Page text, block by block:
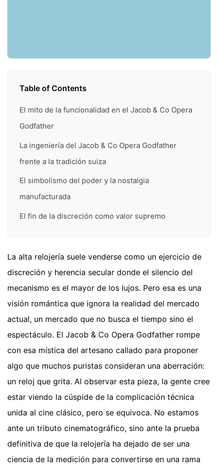
Table of Contents
El mito de la funcionalidad en el Jacob & Co Opera
Godfather
La ingeniería del Jacob & Co Opera Godfather
frente a la tradición suiza
El simbolismo del poder y la nostalgia
manufacturada
El fin de la discreción como valor supremo
La alta relojería suele venderse como un ejercicio de
discreción y herencia secular donde el silencio del
mecanismo es el mayor de los lujos. Pero esa es una
visión romántica que ignora la realidad del mercado
actual, un mercado que no busca el tiempo sino el
espectáculo. El Jacob & Co Opera Godfather rompe
con esa mística del artesano callado para proponer
algo que muchos puristas consideran una aberración:
un reloj que grita. Al observar esta pieza, la gente cree
estar viendo la cúspide de la complicación técnica
unida al cine clásico, pero se equivoca. No estamos
ante un tributo cinematográfico, sino ante la prueba
definitiva de que la relojería ha dejado de ser una
ciencia de la medición para convertirse en una rama